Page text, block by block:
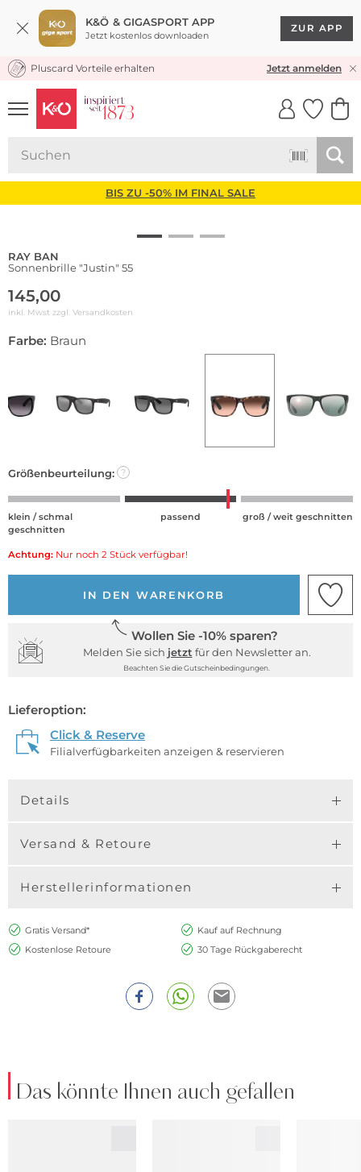
K&Ö & GIGASPORT APP
Jetzt kostenlos downloaden
ZUR APP
KOSTENLOSER VERSAND* & RÜCKVERSAND
Pluscard Vorteile erhalten Jetzt anmelden
UNSERE APP
CLICK &
BIS ZU -50% IM FINAL SALE
RAY BAN
Sonnenbrille "Justin" 55
145,00
inkl. Mwst zzgl. Versandkosten
Farbe: Braun
Größenbeurteilung: ?
klein / schmal
geschnitten
passend groß / weit geschnitten
Achtung: Nur noch 2 Stück verfügbar!
IN DEN WARENKORB
Wollen Sie -10% sparen?
Melden Sie sich jetzt für den Newsletter an.
Beachten Sie die Gutscheinbedingungen.
Lieferoption:
Click & Reserve
Filialverfügbarkeiten anzeigen & reservieren
Details
Versand & Retoure
Herstellerinformationen
Gratis Versand*
Kauf auf Rechnung
Kostenlose Retoure
30 Tage Rückgaberecht
Das könnte Ihnen auch gefallen